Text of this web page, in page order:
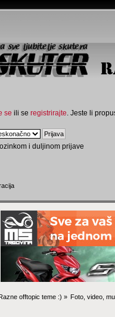
se ili se registrirajte . Jeste li
i duljinom prijave
Razne offtopic teme :) » Foto, video,